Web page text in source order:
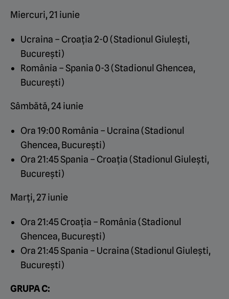
Miercuri, 21 iunie
Ucraina – Croația 2-0 (Stadionul Giulești,
București)
România – Spania 0-3 (Stadionul Ghencea,
București)
Sâmbătă, 24 iunie
Ora 19:00 România – Ucraina (Stadionul
Ghencea, București)
Ora 21:45 Spania – Croația (Stadionul Giulești,
București)
Marți, 27 iunie
Ora 21:45 Croația – România (Stadionul
Ghencea, București)
Ora 21:45 Spania – Ucraina (Stadionul Giulești,
București)
GRUPA C: